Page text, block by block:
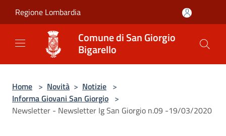
Regione Lombardia
Comune di San Giorgio
Bigarello
Home > Novità > Notizie >
Informa Giovani San Giorgio >
Newsletter - Newsletter Ig San Giorgio n.09 -19/03/2020